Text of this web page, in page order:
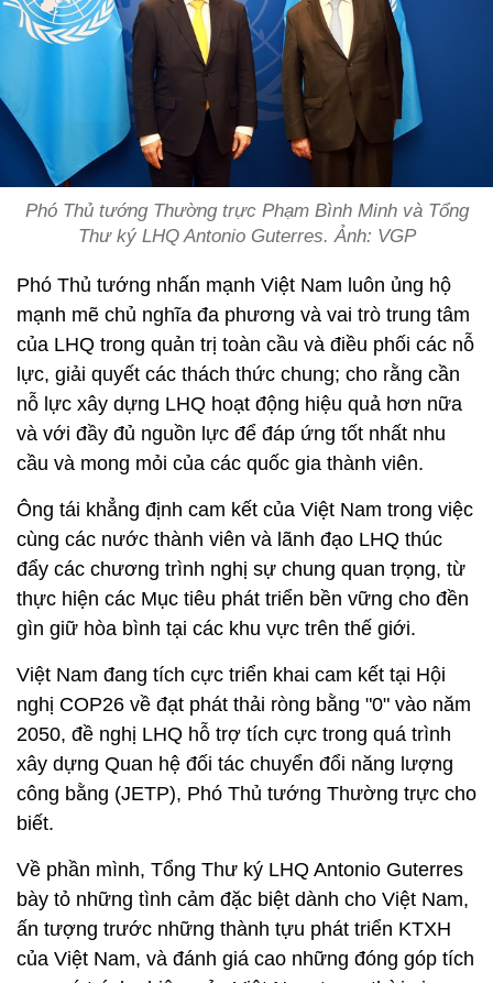
Phó Thủ tướng Thường trực Phạm Bình Minh và Tổng
Thư ký LHQ Antonio Guterres. Ảnh: VGP
Phó Thủ tướng nhấn mạnh Việt Nam luôn ủng hộ
mạnh mẽ chủ nghĩa đa phương và vai trò trung tâm
của LHQ trong quản trị toàn cầu và điều phối các nỗ
lực, giải quyết các thách thức chung; cho rằng cần
nỗ lực xây dựng LHQ hoạt động hiệu quả hơn nữa
và với đầy đủ nguồn lực để đáp ứng tốt nhất nhu
cầu và mong mỏi của các quốc gia thành viên.
Ông tái khẳng định cam kết của Việt Nam trong việc
cùng các nước thành viên và lãnh đạo LHQ thúc
đẩy các chương trình nghị sự chung quan trọng, từ
thực hiện các Mục tiêu phát triển bền vững cho đền
gìn giữ hòa bình tại các khu vực trên thế giới.
Việt Nam đang tích cực triển khai cam kết tại Hội
nghị COP26 về đạt phát thải ròng bằng "0" vào năm
2050, đề nghị LHQ hỗ trợ tích cực trong quá trình
xây dựng Quan hệ đối tác chuyển đổi năng lượng
công bằng (JETP), Phó Thủ tướng Thường trực cho
biết.
Về phần mình, Tổng Thư ký LHQ Antonio Guterres
bày tỏ những tình cảm đặc biệt dành cho Việt Nam,
ấn tượng trước những thành tựu phát triển KTXH
của Việt Nam, và đánh giá cao những đóng góp tích